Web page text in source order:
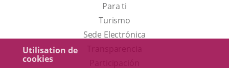
Utilisation de
cookies
Para ti
TurismoEste
enlace
Sede Electrónica